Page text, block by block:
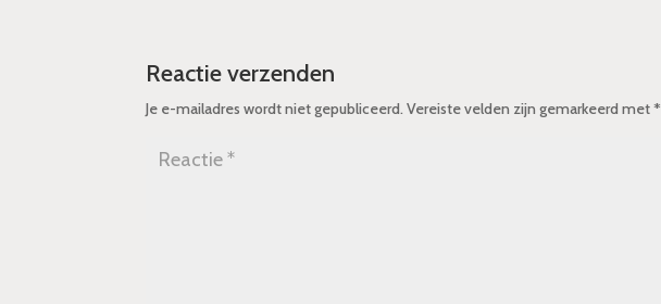
Reactie verzenden
Je e-mailadres wordt niet gepubliceerd. Vereiste velden zijn gemarkeerd met*